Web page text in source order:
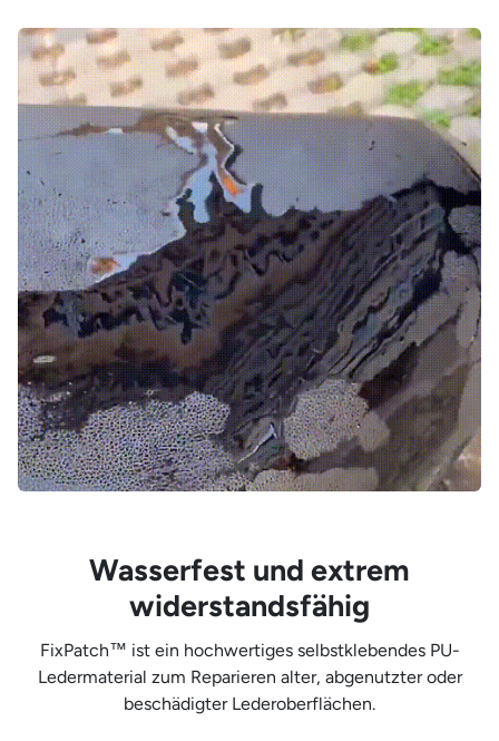
Wasserfest und extrem
widerstandsfähig
FixPatch™ ist ein hochwertiges selbstklebendes PU-
Ledermaterial zum Reparieren alter, abgenutzter oder
beschädigter Lederoberflächen.